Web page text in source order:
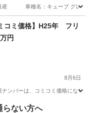
：日産 車種名：キューブ
コミ価格】H25年 フリ
万円
8月6日
ンバーは、コミコミ価格にな
ードハイブリッド
らない方へ